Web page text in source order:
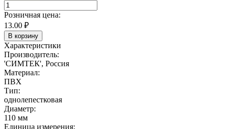
Розничная цена:
13.00 ₽
В корзину
Характеристики
Производитель:
'СИМТЕК', Россия
Материал:
ПВХ
Тип:
однолепестковая
Диаметр:
110 мм
Единица измерения: